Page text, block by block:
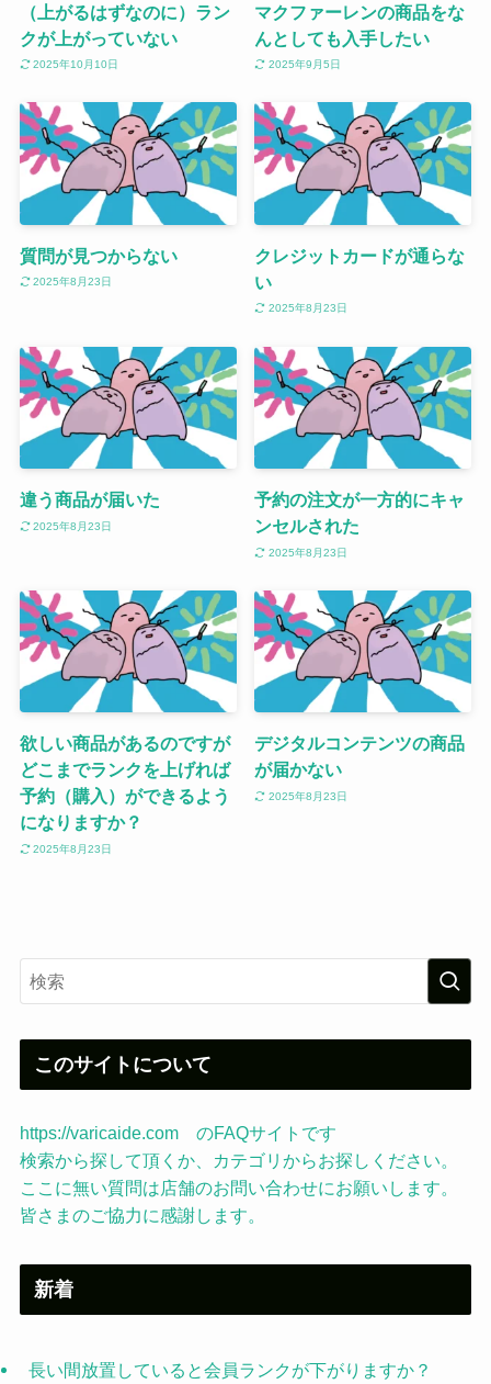
（上がるはずなのに）ラン
クが上がっていない
2025年10月10日
マクファーレンの商品をな
んとしても入手したい
2025年9月5日
質問が見つからない
2025年8月23日
クレジットカードが通らな
い
2025年8月23日
違う商品が届いた
2025年8月23日
予約の注文が一方的にキャ
ンセルされた
2025年8月23日
欲しい商品があるのですが
どこまでランクを上げれば
予約（購入）ができるよう
になりますか？
2025年8月23日
デジタルコンテンツの商品
が届かない
2025年8月23日
このサイトについて
https://varicaide.com のFAQサイトです
検索から探して頂くか、カテゴリからお探しください。
ここに無い質問は店舗のお問い合わせにお願いします。
皆さまのご協力に感謝します。
新着
長い間放置していると会員ランクが下がりますか？